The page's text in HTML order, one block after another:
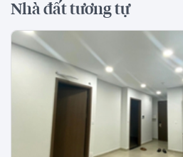
Nhà đất tương tự